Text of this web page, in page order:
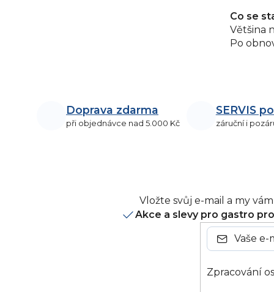
Co se
Většina
Po
Doprava zdarma
při objednávce nad 5.000 Kč
SERVIS
záruční i
Vložte svůj e-mail a my
Akce a slevy pro gastro
Zpracování